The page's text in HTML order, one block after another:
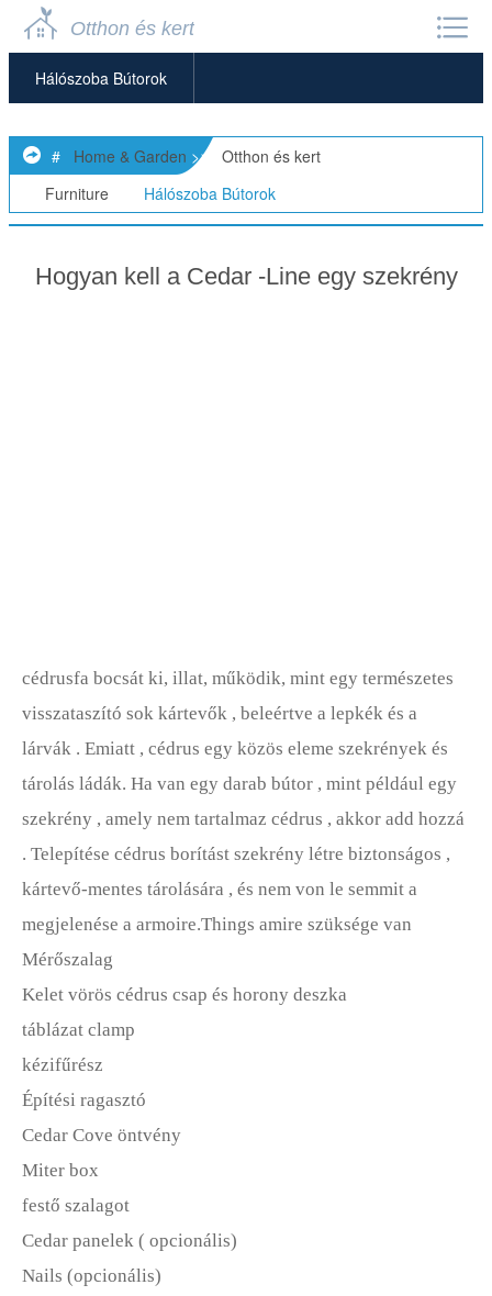
Otthon és kert
Hálószoba Bútorok
Székek
Komódok
Íróasztalok
Egyéb Bútorok
Teraszbútorok
Asztalok
# Home & Garden >> Otthon és kert
Furniture Hálószoba Bútorok
Hogyan kell a Cedar -Line egy szekrény
cédrusfa bocsát ki, illat, működik, mint egy természetes
visszataszító sok kártevők , beleértve a lepkék és a
lárvák . Emiatt , cédrus egy közös eleme szekrények és
tárolás ládák. Ha van egy darab bútor , mint például egy
szekrény , amely nem tartalmaz cédrus , akkor add hozzá
. Telepítése cédrus borítást szekrény létre biztonságos ,
kártevő-mentes tárolására , és nem von le semmit a
megjelenése a armoire.Things amire szüksége van
Mérőszalag
Kelet vörös cédrus csap és horony deszka
táblázat clamp
kézifűrész
Építési ragasztó
Cedar Cove öntvény
Miter box
festő szalagot
Cedar panelek ( opcionális)
Nails (opcionális)